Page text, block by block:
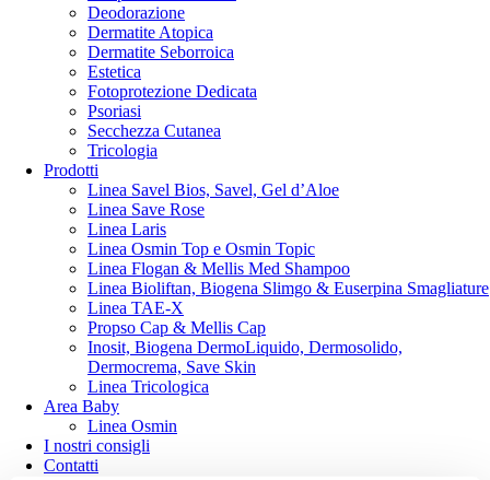
Deodorazione
Dermatite Atopica
Dermatite Seborroica
Estetica
Fotoprotezione Dedicata
Psoriasi
Secchezza Cutanea
Tricologia
Prodotti
Linea Savel Bios, Savel, Gel d’Aloe
Linea Save Rose
Linea Laris
Linea Osmin Top e Osmin Topic
Linea Flogan & Mellis Med Shampoo
Linea Bioliftan, Biogena Slimgo & Euserpina Smagliature
Linea TAE-X
Propso Cap & Mellis Cap
Inosit, Biogena DermoLiquido, Dermosolido,
Dermocrema, Save Skin
Linea Tricologica
Area Baby
Linea Osmin
I nostri consigli
Contatti